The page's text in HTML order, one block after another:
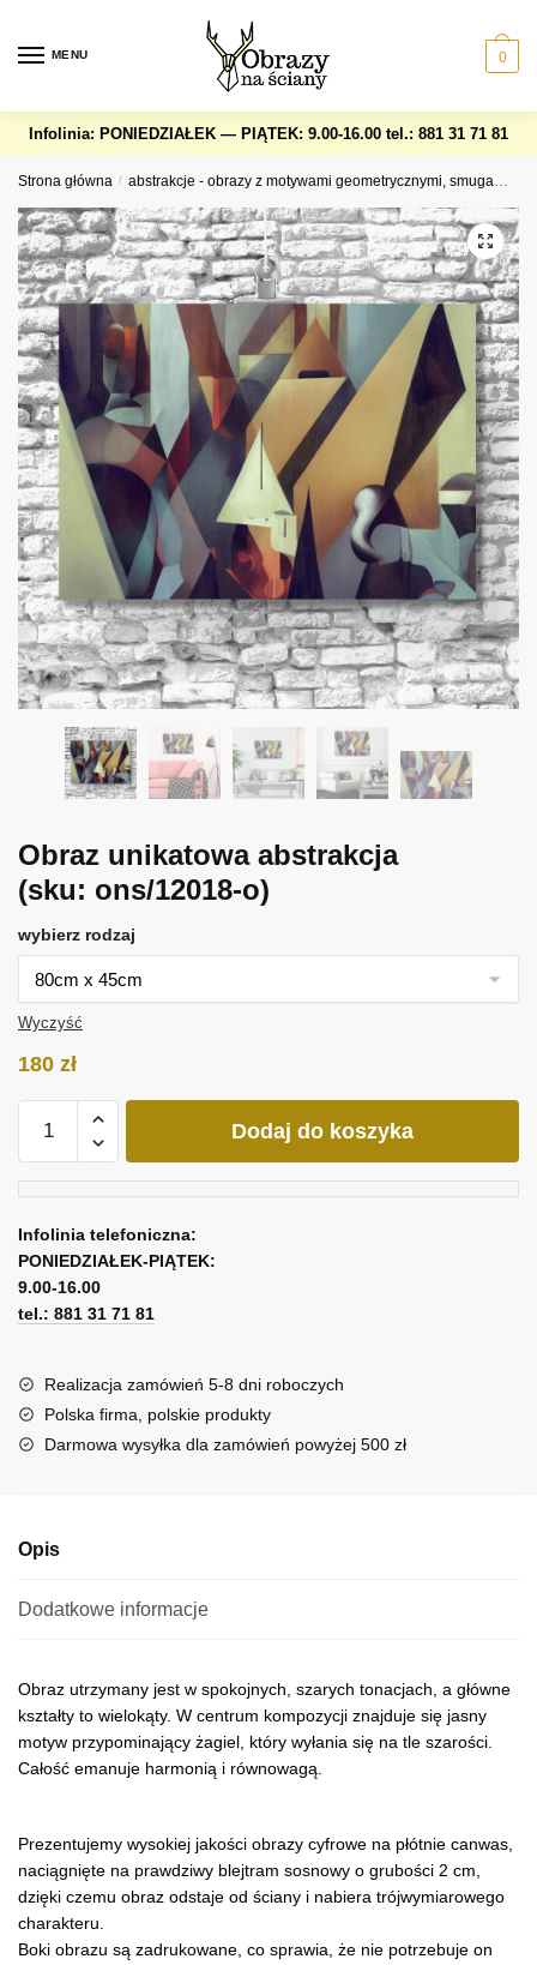
navigation
content
MENU 0
Infolinia: PONIEDZIAŁEK — PIĄTEK: 9.00-16.00 tel.: 881 31 71 81
Strona główna / abstrakcje - obrazy z motywami geometrycznymi, smugami, okręgami
Obraz unikatowa abstrakcja
(sku: ons/12018-o)
wybierz rodzaj
Wyczyść
180 zł
Obraz
Dodaj do koszyka
Infolinia telefoniczna:
PONIEDZIAŁEK-PIĄTEK:
9.00-16.00
tel.: 881 31 71 81
Realizacja zamówień 5-8 dni roboczych
Polska firma, polskie produkty
Darmowa wysyłka dla zamówień powyżej 500 zł
Opis
Dodatkowe informacje
Obraz utrzymany jest w spokojnych, szarych tonacjach, a główne
kształty to wielokąty. W centrum kompozycji znajduje się jasny
motyw przypominający żagiel, który wyłania się na tle szarości.
Całość emanuje harmonią i równowagą.
Prezentujemy wysokiej jakości obrazy cyfrowe na płótnie canwas,
naciągnięte na prawdziwy blejtram sosnowy o grubości 2 cm,
dzięki czemu obraz odstaje od ściany i nabiera trójwymiarowego
charakteru.
Boki obrazu są zadrukowane, co sprawia, że nie potrzebuje on